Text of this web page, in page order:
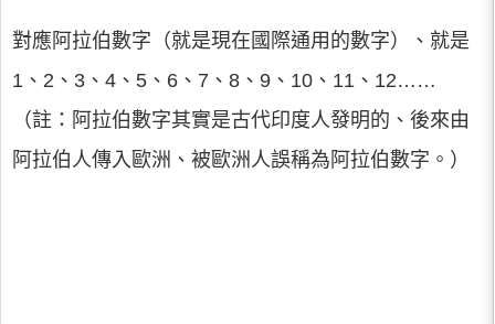
對應阿拉伯數字（就是現在國際通用的數字）、就是
1、2、3、4、5、6、7、8、9、10、11、12……
（註：阿拉伯數字其實是古代印度人發明的、後來由
阿拉伯人傳入歐洲、被歐洲人誤稱為阿拉伯數字。）